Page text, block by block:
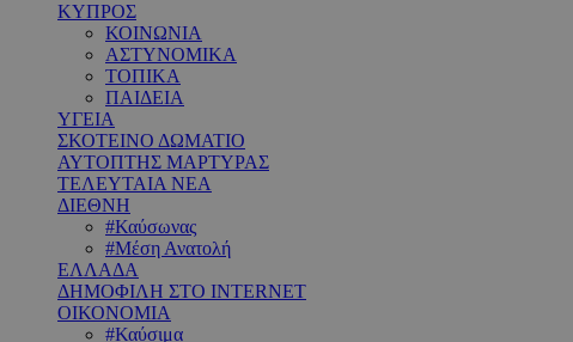
ΚΥΠΡΟΣ
ΚΟΙΝΩΝΙΑ
ΑΣΤΥΝΟΜΙΚΑ
ΤΟΠΙΚΑ
ΠΑΙΔΕΙΑ
ΥΓΕΙΑ
ΣΚΟΤΕΙΝΟ ΔΩΜΑΤΙΟ
ΑΥΤΟΠΤΗΣ ΜΑΡΤΥΡΑΣ
ΤΕΛΕΥΤΑΙΑ ΝΕΑ
ΔΙΕΘΝΗ
#Καύσωνας
#Μέση Ανατολή
ΕΛΛΑΔΑ
ΔΗΜΟΦΙΛΗ ΣΤΟ INTERNET
ΟΙΚΟΝΟΜΙΑ
#Καύσιμα